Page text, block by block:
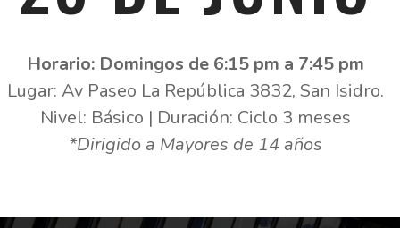
Horario: Domingos de 6:15 pm a 7:45 pm
Lugar: Av Paseo La República 3832, San Isidro.
Nivel: Básico | Duración: Ciclo 3 meses
*Dirigido a Mayores de 14 años